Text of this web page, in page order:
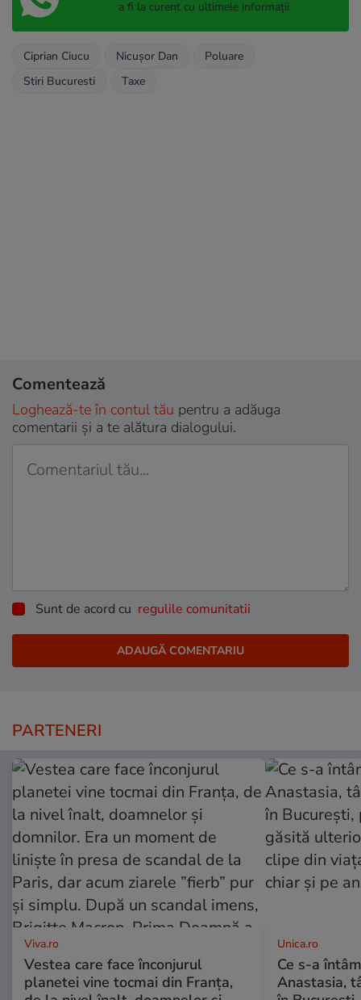
a fi la curent cu ultimele informații
Ciprian Ciucu Nicușor Dan
Poluare
Stiri Bucuresti
Taxe
Comentează
Loghează-te în contul tău pentru a adăuga
comentarii și a te alătura dialogului.
Sunt de acord cu regulile comunitatii
PARTENERI
Viva.ro
Vestea care face înconjurul
planetei vine tocmai din Franța,
Unica.ro
Ce s-a
Anastasia,